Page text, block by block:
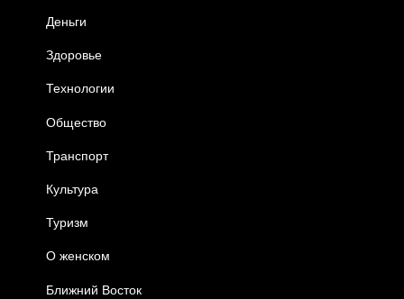
Деньги
Здоровье
Технологии
Общество
Транспорт
Культура
Туризм
О женском
Ближний Восток